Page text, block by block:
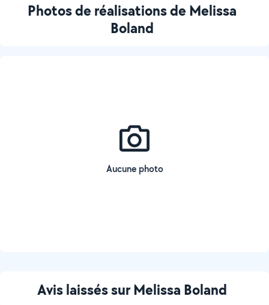
Photos de réalisations de Melissa
Boland
Aucune photo
Avis laissés sur Melissa Boland